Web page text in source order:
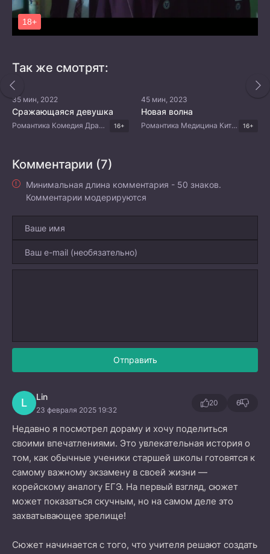
Так же смотрят:
35 мин, 2022
Сражающаяся девушка
Романтика Комедия Драма Китайские дорамы 16+
45 мин, 2023
Новая волна
Романтика Медицина Китайские дорамы 16+
Комментарии (7)
Минимальная длина комментария - 50 знаков.
Комментарии модерируются
Отправить
L Lin
23 февраля 2025 19:32
20 6
Недавно я посмотрел дораму и хочу поделиться
своими впечатлениями. Это увлекательная история о
том, как обычные ученики старшей школы готовятся к
самому важному экзамену в своей жизни —
корейскому аналогу ЕГЭ. На первый взгляд, сюжет
может показаться скучным, но на самом деле это
захватывающее зрелище!
Сюжет начинается с того, что учителя решают создать